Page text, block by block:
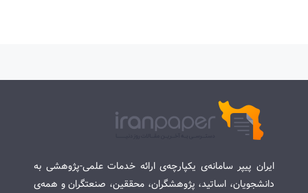
ایران پیپر سامانه‌ی یکپارچه‌ی ارائه خدمات علمی-پژوهشی به
دانشجویان، اساتید، پژوهشگران، محققین، صنعتگران و همه‌ی